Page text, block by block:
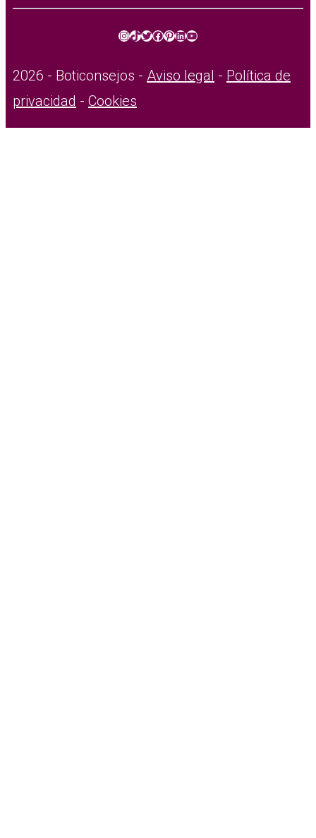
Instagram
TikTok
Twitter
Facebook
Pinterest
LinkedIn
YouTube
2026 - Boticonsejos - Aviso legal - Política de
privacidad - Cookies